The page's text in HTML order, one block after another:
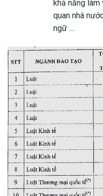
khả năng làm
quan nhà
ngữ …